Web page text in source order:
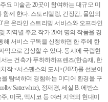
요 미술관 20곳이 참여하는 대규모 미
께 한다. 스토리텔링, 긴장감, 몰입의
은 온라인 스트리밍 서비스와 오프라인
지역별 주요 작가 20여 명의 작품을 경
해 서비스 구독을 신청하면 한 주에 한
막으로 감상할 수 있다. 동시에 국립현
는 건축가 푸하하하프렌즈(한승재, 한
작 <서스펜스의 도시>(2023)를 선보이
탐색하며 경험하는 미디어 환경을 구
Satterwhite), 정재경, 세실 B. 에반스
주, 미국, 멕시코 등 여러 지역의 현대미